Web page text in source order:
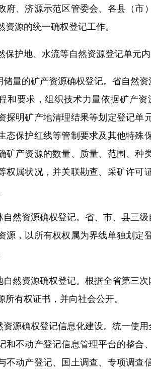
、济源示范区管委会、各县（市
资源的统一确权登记工作。
地、水流等自然资源登记单元内
的矿产资源确权登记。省自然资
和要求，组织技术力量依据矿产
探明矿产地清理结果等划定登记
态保护红线等管制要求及其他特殊
矿产资源的数量、质量、范围、种
权属状况，并关联勘查、采矿许可
资源确权登记。省、市、县三级
源，以所有权权属为界线单独划定
资源确权登记。根据全省第三次
所有权证书，并向社会公开。
确权登记信息化建设。统一使用
和不动产登记信息管理平台的整合
不动产登记、国土调查、专项调查